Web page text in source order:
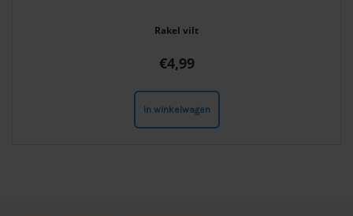
Rakel vilt
€4,99
In winkelwagen